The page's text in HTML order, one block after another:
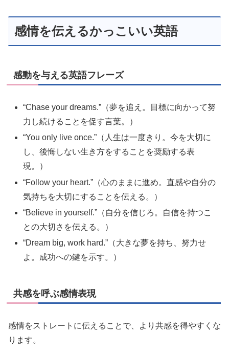
感情を伝えるかっこいい英語
感動を与える英語フレーズ
“Chase your dreams.”（夢を追え。目標に向かって努
力し続けることを促す言葉。）
“You only live once.”（人生は一度きり。今を大切に
し、後悔しない生き方をすることを奨励する表
現。）
“Follow your heart.”（心のままに進め。直感や自分の
気持ちを大切にすることを伝える。）
“Believe in yourself.”（自分を信じろ。自信を持つこ
との大切さを伝える。）
“Dream big, work hard.”（大きな夢を持ち、努力せ
よ。成功への鍵を示す。）
共感を呼ぶ感情表現
感情をストレートに伝えることで、より共感を得やすくな
ります。